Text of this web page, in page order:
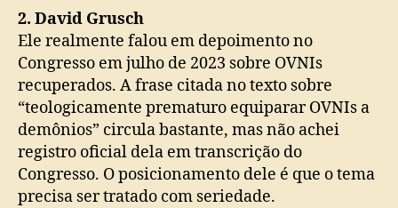
2. David Grusch
Ele realmente falou em depoimento no
Congresso em julho de 2023 sobre OVNIs
recuperados. A frase citada no texto sobre
“teologicamente prematuro equiparar OVNIs a
demônios” circula bastante, mas não achei
registro oficial dela em transcrição do
Congresso. O posicionamento dele é que o tema
precisa ser tratado com seriedade.